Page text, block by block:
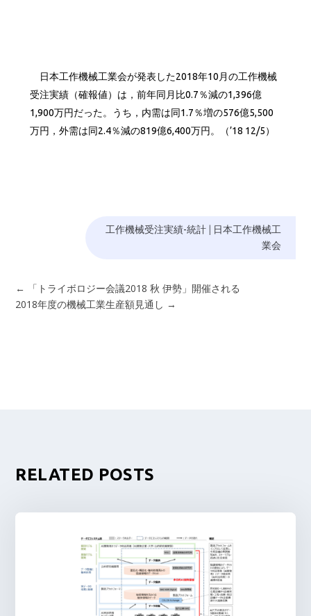
日本工作機械工業会が発表した2018年10月の工作機械
受注実績（確報値）は，前年同月比0.7％減の1,396億
1,900万円だった。うち，内需は同1.7％増の576億5,500
万円，外需は同2.4％減の819億6,400万円。（’18 12/5）
工作機械受注実績-統計|
日本工作機械工
業会
←
「トライボロジー会議2018 秋 伊勢」開催される
2018年度の機械工業生産額見通し →
RELATED POSTS